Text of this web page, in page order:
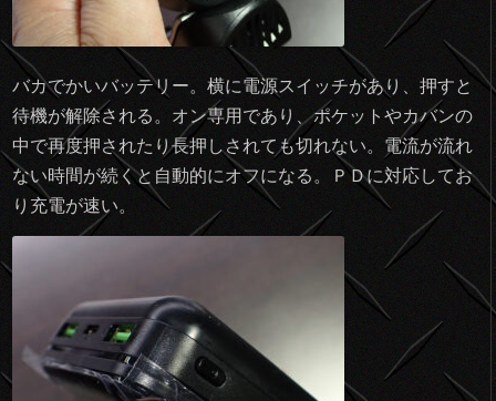
バカでかいバッテリー。横に電源スイッチがあり、押すと
待機が解除される。オン専用であり、ポケットやカバンの
中で再度押されたり長押しされても切れない。電流が流れ
ない時間が続くと自動的にオフになる。ＰＤに対応してお
り充電が速い。